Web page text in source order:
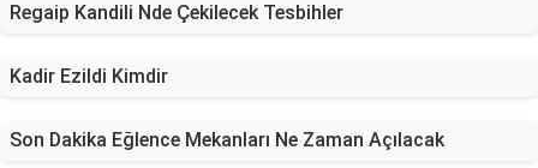
Regaip Kandili Nde Çekilecek Tesbihler
Kadir Ezildi Kimdir
Son Dakika Eğlence Mekanları Ne Zaman Açılacak